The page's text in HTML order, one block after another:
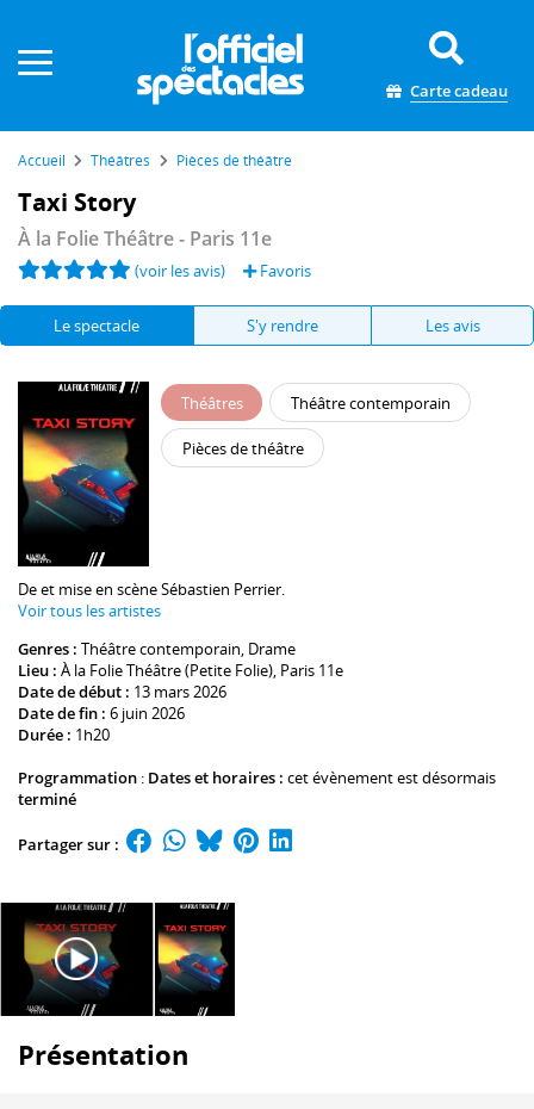
Carte cadeau
Accueil Théâtres Pièces de théâtre
Taxi Story
À la Folie Théâtre- Paris 11e
(voir les avis) Favoris
Le spectacle S'y rendre Les avis
Théâtres Théâtre contemporain
Pièces de théâtre
De et mise en scèneSébastien Perrier.
Voir tous les artistes
Genres : Théâtre contemporain, Drame
Lieu : À la Folie Théâtre (Petite Folie), Paris 11e
Date de début : 13 mars 2026
Date de fin : 6 juin 2026
Durée : 1h20
Programmation : Dates et horaires : cet évènement est désormais
terminé
Partager sur :
Présentation